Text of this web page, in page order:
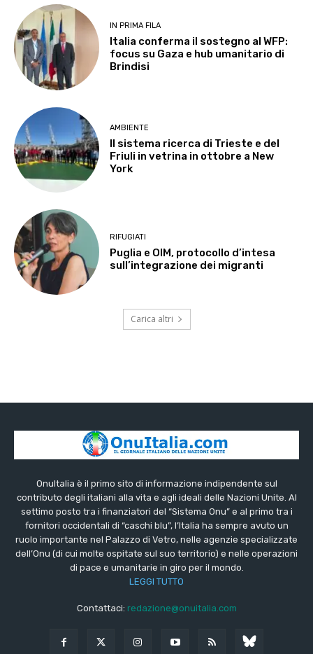
IN PRIMA FILA
Italia conferma il sostegno al WFP:
focus su Gaza e hub umanitario di
Brindisi
AMBIENTE
Il sistema ricerca di Trieste e del
Friuli in vetrina in ottobre a New
York
RIFUGIATI
Puglia e OIM, protocollo d’intesa
sull’integrazione dei migranti
Carica altri
OnuItalia è il primo sito di informazione indipendente sul
contributo degli italiani alla vita e agli ideali delle Nazioni Unite. Al
settimo posto tra i finanziatori del “Sistema Onu” e al primo tra i
fornitori occidentali di “caschi blu”, l’Italia ha sempre avuto un
ruolo importante nel Palazzo di Vetro, nelle agenzie specializzate
dell’Onu (di cui molte ospitate sul suo territorio) e nelle operazioni
di pace e umanitarie in giro per il mondo.
LEGGI TUTTO
Contattaci: redazione@onuitalia.com